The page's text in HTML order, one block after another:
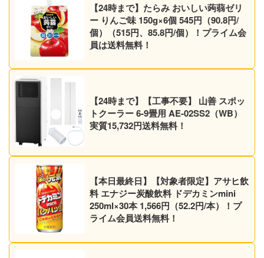
【24時まで】たらみ おいしい蒟蒻ゼリ
ー りんご味 150g×6個 545円（90.8円/
個）（515円、85.8円/個）！プライム会
員は送料無料！
【24時まで】【工事不要】 山善 スポッ
トクーラー 6-9畳用 AE-02SS2（WB）
実質15,732円送料無料！
【本日最終日】【対象者限定】アサヒ飲
料 エナジー炭酸飲料 ドデカミンmini
250ml×30本 1,566円（52.2円/本）！プ
ライム会員送料無料！